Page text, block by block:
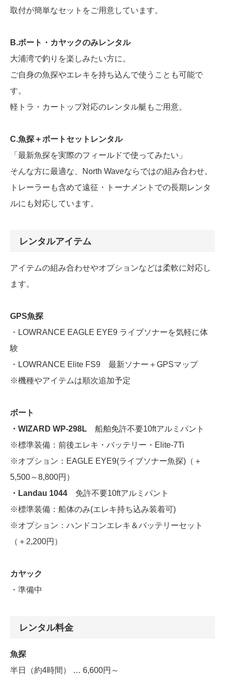
取付が簡単なセットをご用意しています。
B.ボート・カヤックのみレンタル
大浦湾で釣りを楽しみたい方に。
ご自身の魚探やエレキを持ち込んで使うことも可能で
す。
軽トラ・カートップ対応のレンタル艇もご用意。
C.魚探＋ボートセットレンタル
「最新魚探を実際のフィールドで使ってみたい」
そんな方に最適な、North Waveならではの組み合わせ。
トレーラーも含めて遠征・トーナメントでの長期レンタ
ルにも対応しています。
レンタルアイテム
アイテムの組み合わせやオプションなどは柔軟に対応し
ます。
GPS魚探
・LOWRANCE EAGLE EYE9 ライブソナーを気軽に体
験
・LOWRANCE Elite FS9 最新ソナー＋GPSマップ
※機種やアイテムは順次追加予定
ボート
・WIZARD WP-298L 船舶免許不要10ftアルミパント
※標準装備：前後エレキ・バッテリー・Elite-7Ti
※オプション：EAGLE EYE9(ライブソナー魚探)（＋
5,500～8,800円）
・Landau 1044 免許不要10ftアルミパント
※標準装備：船体のみ(エレキ持ち込み装着可)
※オプション：ハンドコンエレキ＆バッテリーセット
（＋2,200円）
カヤック
・準備中
レンタル料金
魚探
半日（約4時間） … 6,600円～